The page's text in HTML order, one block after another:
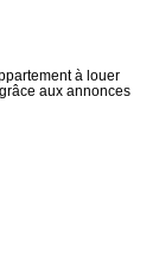
à louer
aux annonces